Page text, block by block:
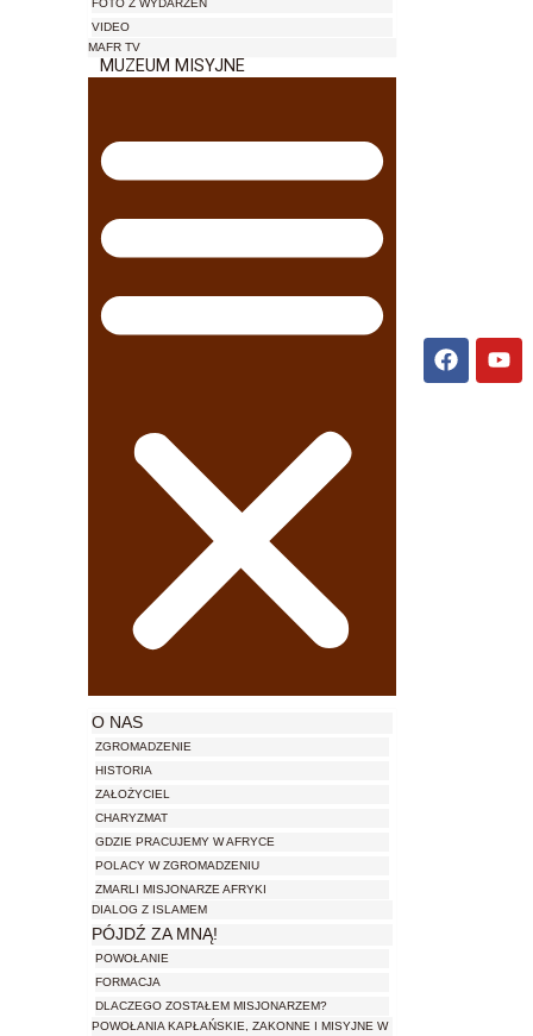
FOTO Z WYDARZEŃ
VIDEO
MAFR TV
MUZEUM MISYJNE
O NAS
ZGROMADZENIE
HISTORIA
ZAŁOŻYCIEL
CHARYZMAT
GDZIE PRACUJEMY W AFRYCE
POLACY W ZGROMADZENIU
ZMARLI MISJONARZE AFRYKI
DIALOG Z ISLAMEM
PÓJDŹ ZA MNĄ!
POWOŁANIE
FORMACJA
DLACZEGO ZOSTAŁEM MISJONARZEM?
POWOŁANIA KAPŁAŃSKIE, ZAKONNE I MISYJNE W